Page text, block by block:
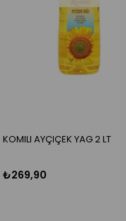
KOMILI AYÇIÇEK YAG 2 LT
₺269,90